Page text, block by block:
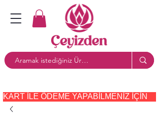
KART ILE ÖDEME YAPABILMENIZ IÇIN